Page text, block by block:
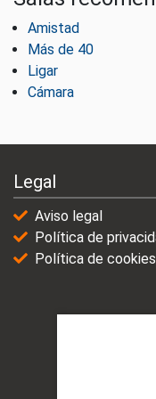
Amistad
Más de 40
Ligar
Cámara
Legal
Aviso legal
Política de
Política de cookies